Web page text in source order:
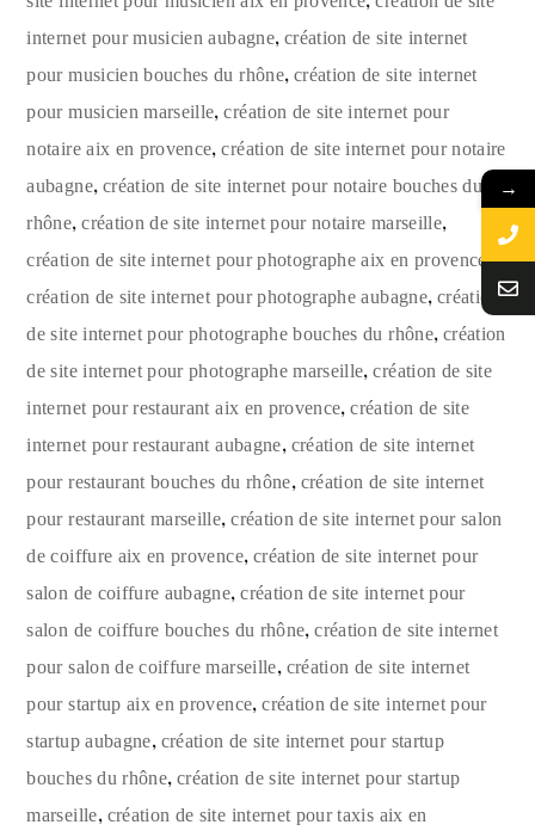
internet pour musicien aubagne, création de site internet
pour musicien bouches du rhône, création de site internet
pour musicien marseille,création de site internet pour
notaire aix en provence,création de site internet pour notaire
aubagne, création de site internet pour notaire bouches du
rhône,création de site internet pour notaire marseille,
création de site internet pour photographe aix en provence,
création de site internet pour photographe aubagne, création
de site internet pour photographe bouches du rhône, création
de site internet pour photographe marseille,création de site
internet pour restaurant aix en provence,création de site
internet pour restaurant aubagne, création de site internet
pour restaurant bouches du rhône, création de site internet
pour restaurant marseille,création de site internet pour salon
de coiffure aix en provence, création de site internet pour
salon de coiffure aubagne,création de site internet pour
salon de coiffure bouches du rhône,création de site internet
pour salon de coiffure marseille, création de site internet
pour startup aix en provence,création de site internet pour
startup aubagne, création de site internet pour startup
bouches du rhône,création de site internet pour startup
marseille, création de site internet pour taxis aix en
→